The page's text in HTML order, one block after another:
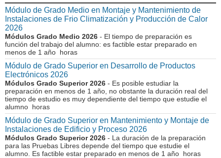
Módulo de Grado Medio en Montaje y Mantenimiento de
Instalaciones de Frio Climatización y Producción de Calor
2026
Módulos Grado Medio 2026 - El tiempo de preparación es
función del trabajo del alumno: es factible estar preparado en
menos de 1 año horas
Módulo de Grado Superior en Desarrollo de Productos
Electrónicos 2026
Módulos Grado Superior 2026 - Es posible estudiar la
preparación en menos de 1 año, no obstante la duración real del
tiempo de estudio es muy dependiente del tiempo que estudie el
alumno horas
Módulo de Grado Superior en Mantenimiento y Montaje de
Instalaciones de Edificio y Proceso 2026
Módulos Grado Superior 2026 - La duración de la preparación
para las Pruebas Libres depende del tiempo que estudie el
alumno. Es factible estar preparado en menos de 1 año horas